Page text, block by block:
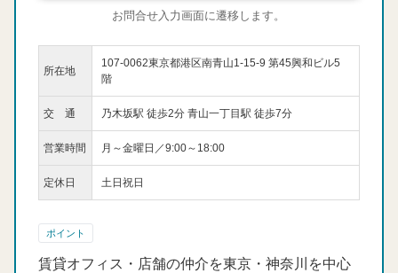
お問合せ入力画面に遷移します。
所在地
107-0062東京都港区南青山1-15-9 第45興和ビル5
階
交 通 乃木坂駅 徒歩2分 青山一丁目駅 徒歩7分
営業時間 月～金曜日／9:00～18:00
定休日 土日祝日
ポイント
賃貸オフィス・店舗の仲介を東京・神奈川を中心